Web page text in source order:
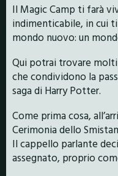
Il Magic Camp ti farà
indimenticabile, in cui
mondo nuovo: un
Qui potrai trovare
che condividono la
saga di Harry Potter.
Come prima cosa,
Cerimonia dello
Il cappello parlante
assegnato, proprio